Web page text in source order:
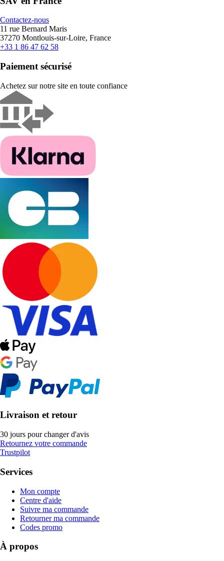
Contactez-nous
11 rue Bernard Maris
37270 Montlouis-sur-Loire, France
+33 1 86 47 62 58
Paiement sécurisé
Achetez sur notre site en toute confiance
Livraison et retour
30 jours pour changer d'avis
Retournez votre commande
Trustpilot
Services
Mon compte
Centre d'aide
Suivre ma commande
Retourner ma commande
Codes promo
À propos